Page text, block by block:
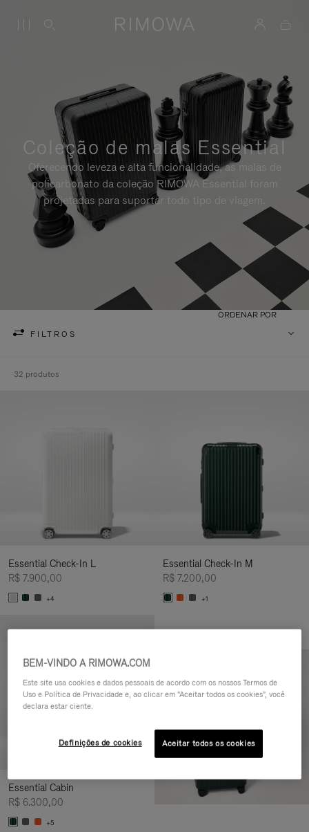
Coleção de malas Essential
Oferecendo leveza e alta funcionalidade, as malas de
policarbonato da coleção RIMOWA Essential foram
projetadas para suportar todo tipo de viagem.
FILTROS
ORDENAR POR
32 produtos
Essential Check-In L
R$ 7.900,00
+4
Essential Check-In M
R$ 7.200,00
+1
Essential Cabin
R$ 6.300,00
+5
BEM-VINDO A RIMOWA.COM
Este site usa cookies e dados pessoais de acordo com os nossos Termos de
Uso e Política de Privacidade e, ao clicar em "Aceitar todos os cookies", você
declara estar ciente.
Definições de cookies Aceitar todos os cookies